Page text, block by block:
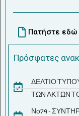
Πατήστε εδώ
Πρόσφατες
ΔΕΛΤΙΟ
ΤΩΝ ΑΚΤΩΝ
Νο74 -